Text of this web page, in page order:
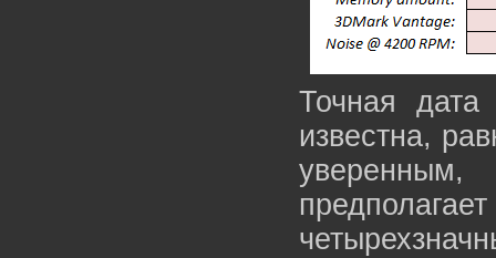
Точная
известна,